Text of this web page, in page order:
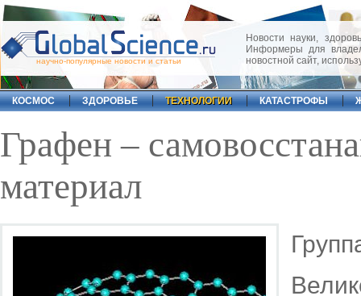
научно-популярные новости и статьи
Новости науки,
Информеры для
новостной сайт,
КОСМОС ЗДОРОВЬЕ ТЕХНОЛОГИИ КАТАСТРОФЫ
Графен –
материал